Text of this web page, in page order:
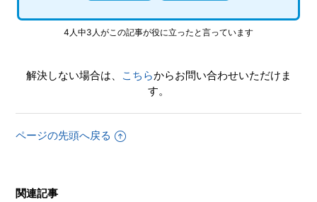
【PS4/龍が如く 維新！極】PS4版とPS5版ではトロフィー
【PS4/龍が如く 維新！極】トロフィー、実績機能はありま
か
4人中3人がこの記事が役に立ったと言っています
解決しない場合は、 こちらからお問い合わせいただけま
す。
ページの先頭へ戻る
関連記事